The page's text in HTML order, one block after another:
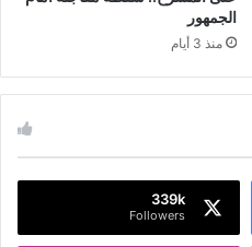
الجمهور
منذ 3 أيام
339k
Followers